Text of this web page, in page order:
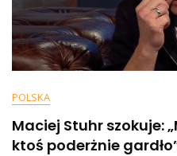
POLSKA
Maciej Stuhr szokuje:
ktoś poderżnie